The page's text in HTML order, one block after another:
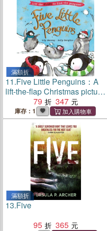
滿額折
11.Five Little Penguins：A
lift-the-flap Christmas picture
79 347
庫存：1
滿額折
13.Five
95
365